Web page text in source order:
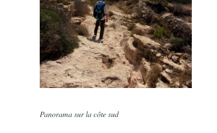
Panorama sur la côte sud